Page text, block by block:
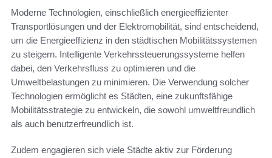
Moderne Technologien, einschließlich energieeffizienter
Transportlösungen und der Elektromobilität, sind entscheidend,
um die Energieeffizienz in den städtischen Mobilitätssystemen
zu steigern. Intelligente Verkehrssteuerungssysteme helfen
dabei, den Verkehrsfluss zu optimieren und die
Umweltbelastungen zu minimieren. Die Verwendung solcher
Technologien ermöglicht es Städten, eine zukunftsfähige
Mobilitätsstrategie zu entwickeln, die sowohl umweltfreundlich
als auch benutzerfreundlich ist.
Zudem engagieren sich viele Städte aktiv zur Förderung